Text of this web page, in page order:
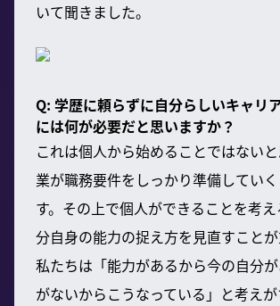
いて聞きました。
Q: 学歴に頼らずに自分らしいキャリ
には何が必要だと思いますか？
これは個人から始めることではない
業が職務要件をしっかり準備してい
す。その上で個人ができることを考
分自身の能力の捉え方を見直すことが
私たちは「能力があるから今の自分
がないからこうなっている」と考え